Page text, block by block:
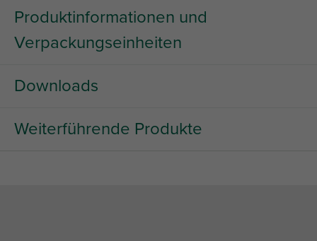
Produktinformationen und
Verpackungseinheiten
Downloads
Weiterführende Produkte